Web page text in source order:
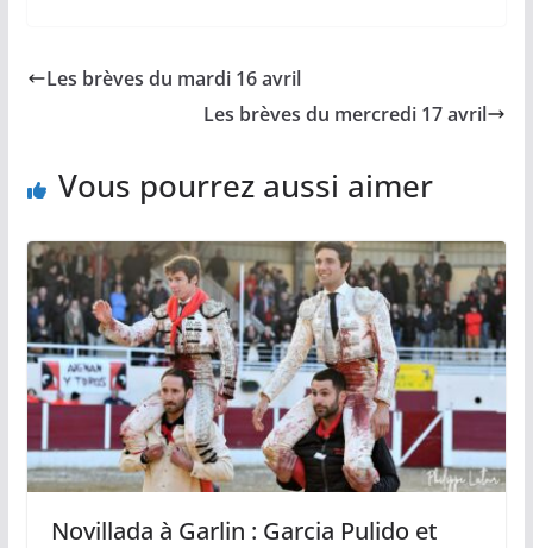
o
i
A
p
g
e
Les brèves du mardi 16 avril
Les brèves du mercredi 17 avril
Vous pourrez aussi aimer
Novillada à Garlin : Garcia Pulido et